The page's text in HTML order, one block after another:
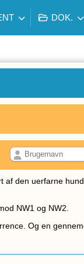
DOK.
den uerfarne
NW1 og NW2.
Og en